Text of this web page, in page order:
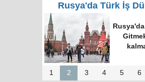
Rusya'da Türk İş
1 2 3 4 5 6